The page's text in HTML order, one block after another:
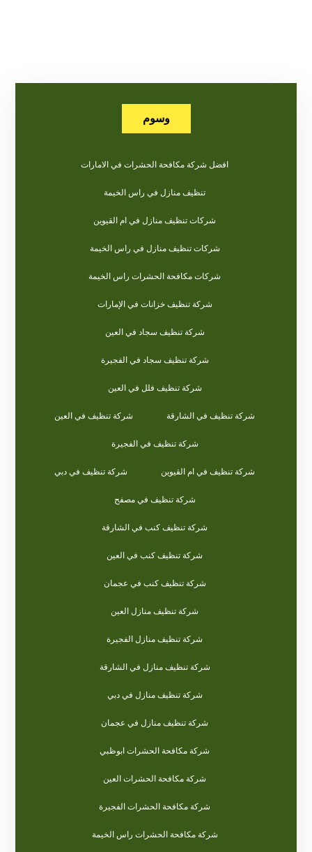
وسوم
افضل شركة مكافحة الحشرات في الامارات
تنظيف منازل في راس الخيمة
شركات تنظيف منازل في ام القيوين
شركات تنظيف منازل في راس الخيمة
شركات مكافحة الحشرات راس الخيمة
شركة تنظيف خزانات في الإمارات
شركة تنظيف سجاد في العين
شركة تنظيف سجاد في الفجيرة
شركة تنظيف فلل في العين
شركة تنظيف في الشارقة شركة تنظيف في العين
شركة تنظيف في الفجيرة
شركة تنظيف في ام القيوين شركة تنظيف في دبي
شركة تنظيف في مصفح
شركة تنظيف كنب في الشارقة
شركة تنظيف كنب في العين
شركة تنظيف كنب في عجمان
شركة تنظيف منازل العين
شركة تنظيف منازل الفجيرة
شركة تنظيف منازل في الشارقة
شركة تنظيف منازل في دبي
شركة تنظيف منازل في عجمان
شركة مكافحة الحشرات ابوظبي
شركة مكافحة الحشرات العين
شركة مكافحة الحشرات الفجيرة
شركة مكافحة الحشرات راس الخيمة